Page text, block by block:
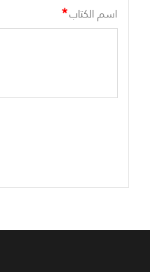
اسم الكتاب*